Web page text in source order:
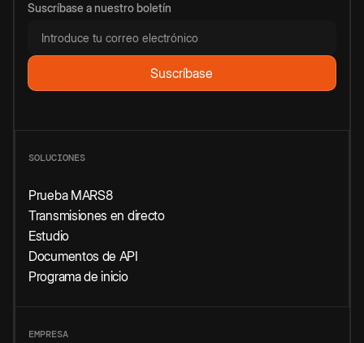
Suscríbase a nuestro boletín
SOLUCIONES
Prueba MARS8
Transmisiones en directo
Estudio
Documentos de API
Programa de inicio
EMPRESA